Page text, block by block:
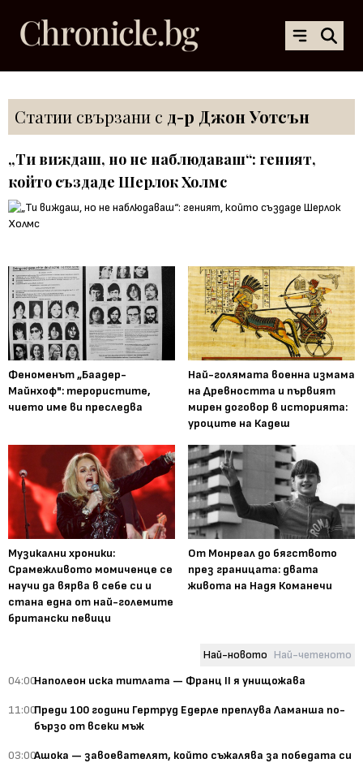
Статии свързани с д-р Джон Уотсън
„Ти виждаш, но не наблюдаваш“: геният,
който създаде Шерлок Холмс
Феноменът „Баадер-
Майнхоф": терористите,
чието име ви преследва
Най-голямата военна измама
на Древността и първият
мирен договор в историята:
уроците на Кадеш
Музикални хроники:
Срамежливото момиченце се
научи да вярва в себе си и
стана една от най-големите
британски певици
От Монреал до бягството
през границата: двата
живота на Надя Команечи
Най-новото Най-четеното
04:00Наполеон иска титлата — Франц II я унищожава
11:00Преди 100 години Гертруд Едерле преплува Ламанша по-
бързо от всеки мъж
03:00Ашока — завоевателят, който съжалява за победата си